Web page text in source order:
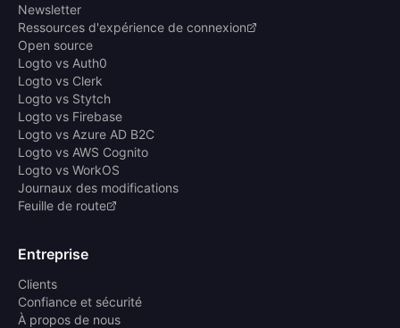
Newsletter
Ressources d'expérience de connexion
Open source
Logto vs Auth0
Logto vs Clerk
Logto vs Stytch
Logto vs Firebase
Logto vs Azure AD B2C
Logto vs AWS Cognito
Logto vs WorkOS
Journaux des modifications
Feuille de route
Entreprise
Clients
Confiance et sécurité
À propos de nous